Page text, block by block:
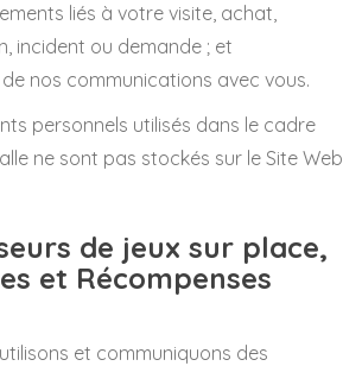
liés à votre visite, achat,
incident ou demande ; et
de nos communications avec vous.
personnels utilisés dans le cadre
ne sont pas stockés sur le Site Web
de jeux sur place,
et Récompenses
et communiquons des